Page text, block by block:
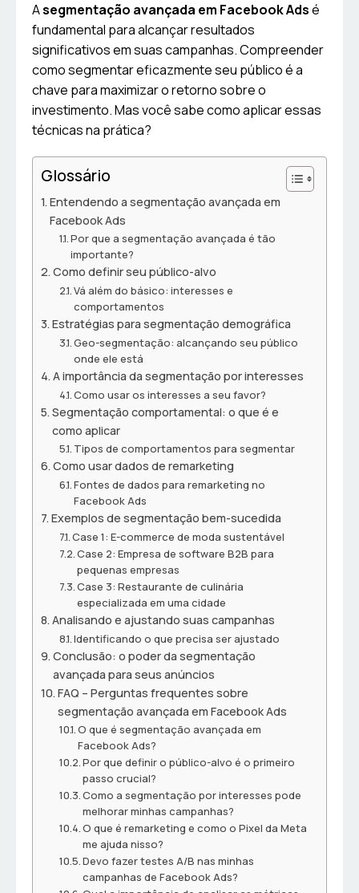
Asegmentação avançada em Facebook Adsé
fundamental para alcançar resultados
significativos em suas campanhas. Compreender
como segmentar eficazmente seu público é a
chave para maximizar o retorno sobre o
investimento. Mas você sabe como aplicar essas
técnicas na prática?
Glossário
Entendendo a segmentação avançada em
Facebook Ads
Por que a segmentação avançada é tão
importante?
Como definir seu público-alvo
Vá além do básico: interesses e
comportamentos
Estratégias para segmentação demográfica
Geo-segmentação: alcançando seu público
onde ele está
A importância da segmentação por interesses
Como usar os interesses a seu favor?
Segmentação comportamental: o que é e
como aplicar
Tipos de comportamentos para segmentar
Como usar dados de remarketing
Fontes de dados para remarketing no
Facebook Ads
Exemplos de segmentação bem-sucedida
Case 1: E-commerce de moda sustentável
Case 2: Empresa de software B2B para
pequenas empresas
Case 3: Restaurante de culinária
especializada em uma cidade
Analisando e ajustando suas campanhas
Identificando o que precisa ser ajustado
Conclusão: o poder da segmentação
avançada para seus anúncios
FAQ – Perguntas frequentes sobre
segmentação avançada em Facebook Ads
O que é segmentação avançada em
Facebook Ads?
Por que definir o público-alvo é o primeiro
passo crucial?
Como a segmentação por interesses pode
melhorar minhas campanhas?
O que é remarketing e como o Pixel da Meta
me ajuda nisso?
Devo fazer testes A/B nas minhas
campanhas de Facebook Ads?